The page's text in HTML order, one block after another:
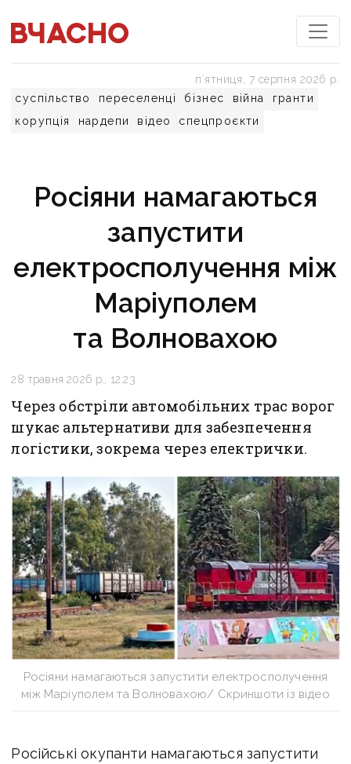
суспільство переселенці бізнес війна
гранти
корупція
нардепи відео спецпроєкти
пʼятниця, 7 серпня 2026 р.
Росіяни намагаються
запустити
електросполучення між
Маріуполем
та Волновахою
28 травня 2026 р., 12:23
Через обстріли автомобільних трас ворог
шукає альтернативи для забезпечення
логістики, зокрема через електрички.
Росіяни намагаються запустити електросполучення
між Маріуполем та Волновахою/ Скриншоти із відео
Російські окупанти намагаються запустити